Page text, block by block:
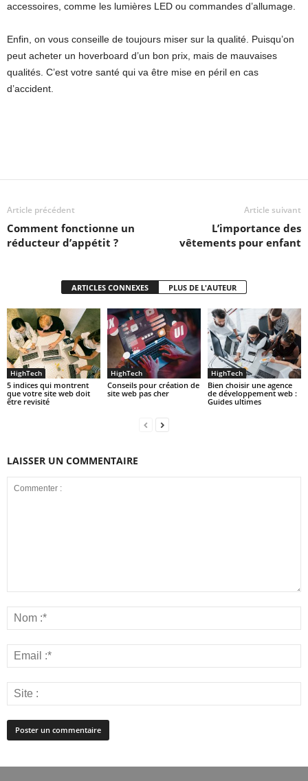
accessoires, comme les lumières LED ou commandes d’allumage.
Enfin, on vous conseille de toujours miser sur la qualité. Puisqu’on
peut acheter un hoverboard d’un bon prix, mais de mauvaises
qualités. C’est votre santé qui va être mise en péril en cas
d’accident.
Article précédent
Comment fonctionne un
réducteur d’appétit ?
Article suivant
L’importance des
vêtements pour enfant
ARTICLES CONNEXES PLUS DE L'AUTEUR
HighTech
5 indices qui montrent
que votre site web doit
être revisité
HighTech
Conseils pour création de
site web pas cher
HighTech
Bien choisir une agence
de développement web :
Guides ultimes
LAISSER UN COMMENTAIRE